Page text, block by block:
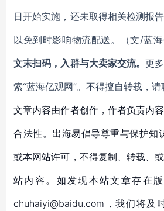
日开始实施，还未取得相关检测报
以免到时影响物流配送。（文/蓝海
文末扫码，入群与大卖家交流。更
索“蓝海亿观网”。不得擅自转载，请
文章内容由作者创作，作者负责内
合法性。出海易倡导尊重与保护知
或本网站许可，不得复制、转载、
站内容。如发现本站文章存在
chuhaiyi@baidu.com，我们将及